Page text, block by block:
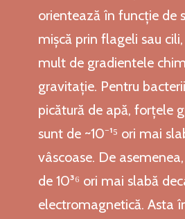
orientează în funcție de
mișcă prin flageli sau
mult de gradientele
gravitație. Pentru
picătură de apă, forțele
sunt de ~10⁻¹⁵ ori mai
vâscoase. De
de 10³⁶ ori mai slabă
electromagnetică. Asta